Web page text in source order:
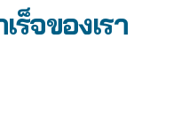
ร็จของเรา